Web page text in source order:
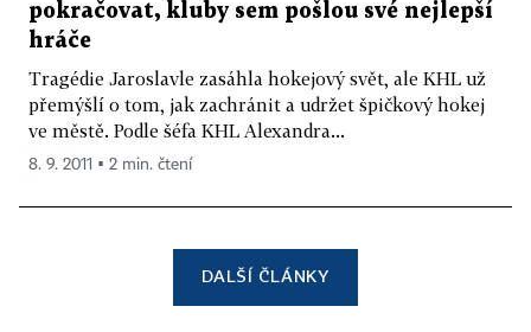
pokračovat, kluby sem pošlou své nejlepší
hráče
Tragédie Jaroslavle zasáhla hokejový svět, ale KHL už
přemýšlí o tom, jak zachránit a udržet špičkový hokej
ve městě. Podle šéfa KHL Alexandra...
8. 9. 2011 ▪ 2 min. čtení
DALŠÍ ČLÁNKY